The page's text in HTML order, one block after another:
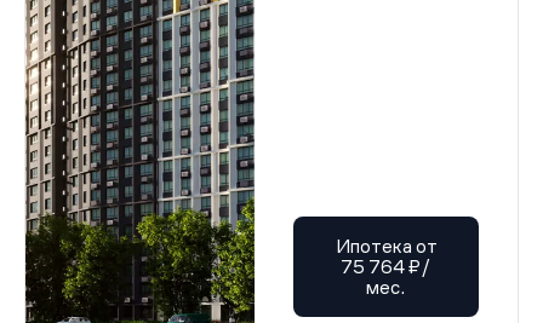
Ипотека от
75 764 ₽/
мес.